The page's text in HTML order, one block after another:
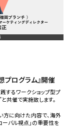
プログラム』開催
するワークショップ型プ
共催で実施致します。
方に向けた内容で、海外
ーバル視点」の重要性を